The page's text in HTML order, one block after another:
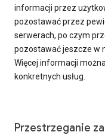
informacji przez
pozostawać przez
serwerach, po czym
pozostawać jeszcze w
Więcej informacji
konkretnych usług.
Przestrzeganie